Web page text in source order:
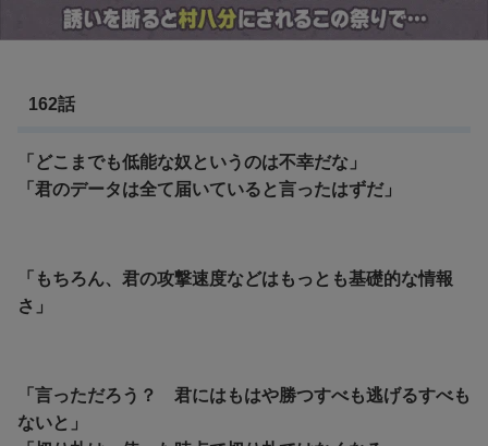
162話
「どこまでも低能な奴というのは不幸だな」
「君のデータは全て届いていると言ったはずだ」
「もちろん、君の攻撃速度などはもっとも基礎的な情報
さ」
「言っただろう？ 君にはもはや勝つすべも逃げるすべも
ないと」